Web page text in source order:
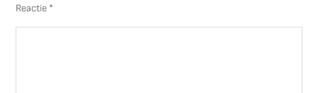
Reactie *